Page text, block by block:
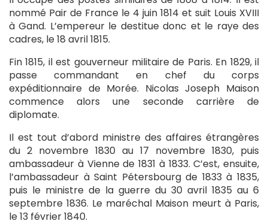
nommé Pair de France le 4 juin 1814 et suit Louis XVIII
à Gand. L’empereur le destitue donc et le raye des
cadres, le 18 avril 1815.
Fin 1815, il est gouverneur militaire de Paris. En 1829, il
passe commandant en chef du corps
expéditionnaire de Morée. Nicolas Joseph Maison
commence alors une seconde carrière de
diplomate.
Il est tout d’abord ministre des affaires étrangères
du 2 novembre 1830 au 17 novembre 1830, puis
ambassadeur à Vienne de 1831 à 1833. C’est, ensuite,
l’ambassadeur à Saint Pétersbourg de 1833 à 1835,
puis le ministre de la guerre du 30 avril 1835 au 6
septembre 1836. Le maréchal Maison meurt à Paris,
le 13 février 1840.